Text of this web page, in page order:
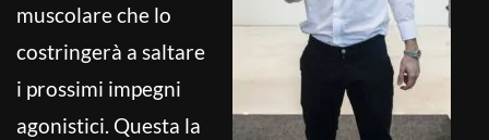
muscolare che lo
costringerà a saltare
i prossimi impegni
agonistici. Questa la